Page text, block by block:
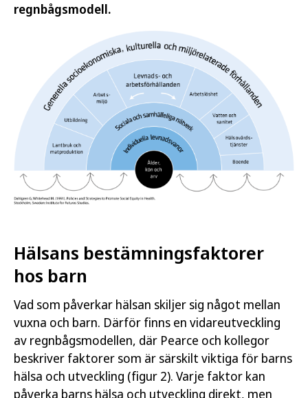
regnbågsmodell.
Hälsans bestämningsfaktorer
hos barn
Vad som påverkar hälsan skiljer sig något mellan
vuxna och barn. Därför finns en vidareutveckling
av regnbågsmodellen, där Pearce och kollegor
beskriver faktorer som är särskilt viktiga för barns
hälsa och utveckling (figur 2). Varje faktor kan
påverka barns hälsa och utveckling direkt, men